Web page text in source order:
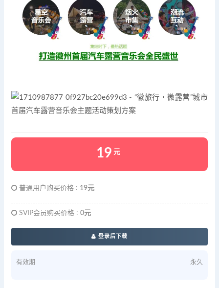
19 元
普通用户购买价格 : 19元
SVIP会员购买价格 : 0元
登录后下载
有效期 永久